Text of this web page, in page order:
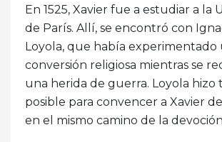
En 1525, Xavier fue a estudiar a la
de París. Allí, se encontró con
Loyola, que había experimentado
conversión religiosa mientras se
una herida de guerra. Loyola hizo
posible para convencer a Xavier
en el mismo camino de la